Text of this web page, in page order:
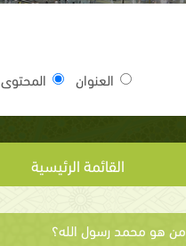
العنوان المحتوى
القائمة الرئيسية
من هو محمد رسول الله؟